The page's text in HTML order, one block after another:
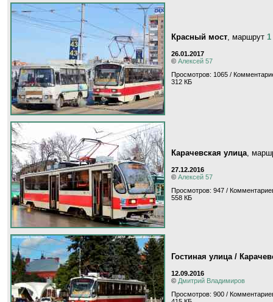
Красный мост, маршрут 1
26.01.2017
© Алексей 57
Просмотров: 1065 /
312 КБ
Карачевская улица,
27.12.2016
© Алексей 57
Просмотров: 947 /
558 КБ
Гостиная улица /
12.09.2016
© Дмитрий Владимиров
Просмотров: 900 /